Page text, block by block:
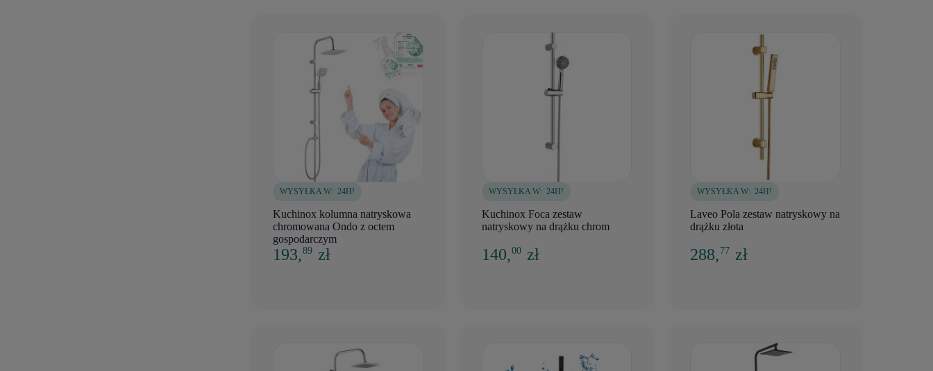
WYSYŁKA W: 24H!
Kuchinox kolumna natryskowa
chromowana Ondo z octem
gospodarczym
193,89 zł
WYSYŁKA W: 24H!
Kuchinox Foca zestaw
natryskowy na drążku chrom
140,00 zł
WYSYŁKA W: 24H!
Laveo Pola zestaw natryskowy na
drążku złota
288,77 zł